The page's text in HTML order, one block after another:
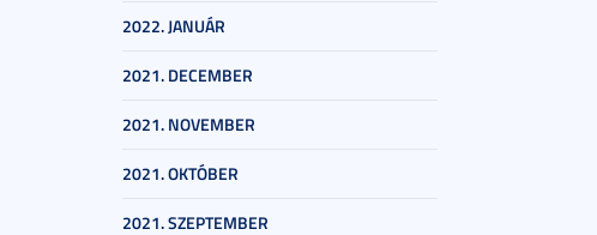
2022. JANUÁR
2021. DECEMBER
2021. NOVEMBER
2021. OKTÓBER
2021. SZEPTEMBER